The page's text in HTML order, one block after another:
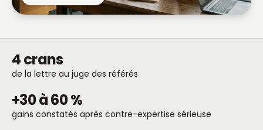
4 crans
de la lettre au juge des référés
+30 à 60 %
gains constatés après contre-expertise sérieuse